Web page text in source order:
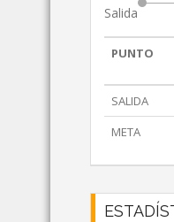
Salida
PUNTO
SALIDA
META